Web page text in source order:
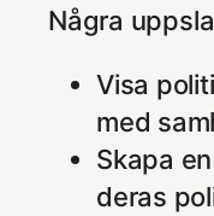
Några
Visa
med
Skapa
deras